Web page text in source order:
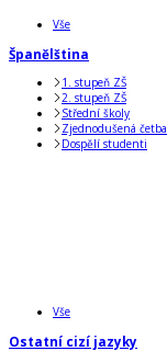
Vše
Španělština
1. stupeň ZŠ
2. stupeň ZŠ
Střední školy
Zjednodušená četba
Dospělí studenti
Vše
Ostatní cizí jazyky